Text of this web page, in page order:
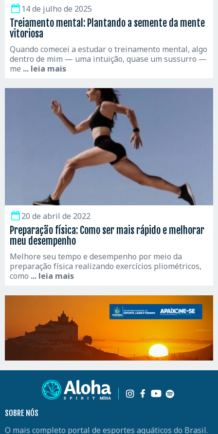
14 de julho de 2025
Treiamento mental: Plantando a semente da mente
vitoriosa
Quando comecei a estudar o treinamento mental, algo
dentro de mim — uma intuição, quase um sussurro —
me ... leia mais
20 de abril de 2022
Preparação física: Como ser mais rápido e melhorar
meu desempenho
Melhore seu tempo e desempenho por meio da
preparação física realizando exercícios pliométricos,
como ... leia mais
SOBRE NÓS
O mais completo portal de esportes aquáticos do Brasil.